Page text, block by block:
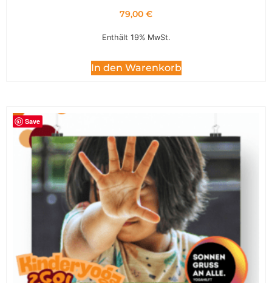
79,00 €
Enthält 19% MwSt.
In den Warenkorb
Save